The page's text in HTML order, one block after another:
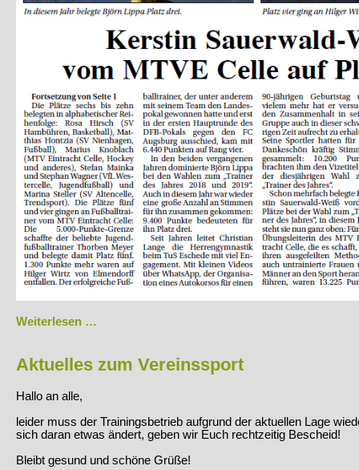
Weiterlesen …
Rosa
bei
zum/r
Trainer*in
Jahres
Aktuelles zum Vereinssport
Hallo an alle,
leider muss der Trainingsbetrieb aufgrund der aktuellen Lage
sich daran etwas ändert, geben wir Euch rechtzeitig Bescheid!
Bleibt gesund und schöne Grüße!